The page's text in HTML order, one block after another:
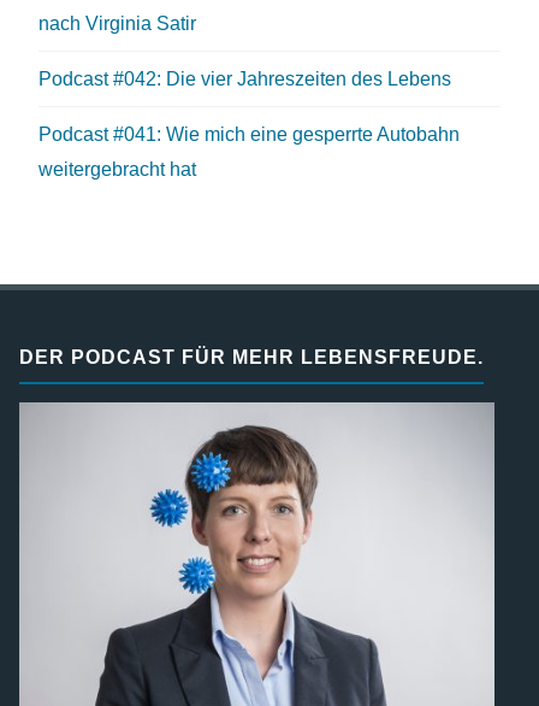
nach Virginia Satir
Podcast #042: Die vier Jahreszeiten des Lebens
Podcast #041: Wie mich eine gesperrte Autobahn
weitergebracht hat
DER PODCAST FÜR MEHR LEBENSFREUDE.